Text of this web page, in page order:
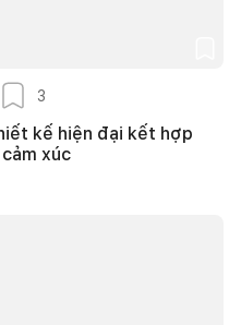
3
kế hiện đại kết hợp
xúc